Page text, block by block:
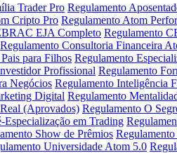
Trader Pro Regulamento
Cripto Pro Regulamento Atom
EJA Completo Regulamento
Regulamento Consultoria Financeira
para Filhos Regulamento
Profissional Regulamento
Negócios Regulamento Inteligência
Digital Regulamento
(Aprovados) Regulamento O
Especialização em Trading
Show de Prêmios
Universidade Atom 5.0